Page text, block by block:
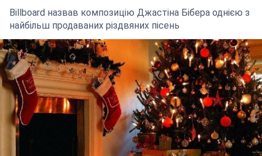
Billboard назвав композицію Джастіна Бібера однією з
найбільш продаваних різдвяних пісень